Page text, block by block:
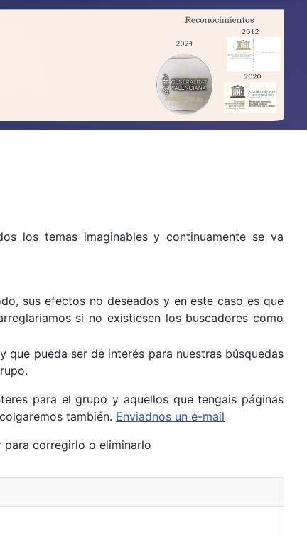
los temas imaginables y continuamente se va
sus efectos no deseados y en este caso es que
si no existiesen los buscadores como
pueda ser de interés para nuestras búsquedas
para el grupo y aquellos que tengais páginas
también. Enviadnos un e-mail
para corregirlo o eliminarlo